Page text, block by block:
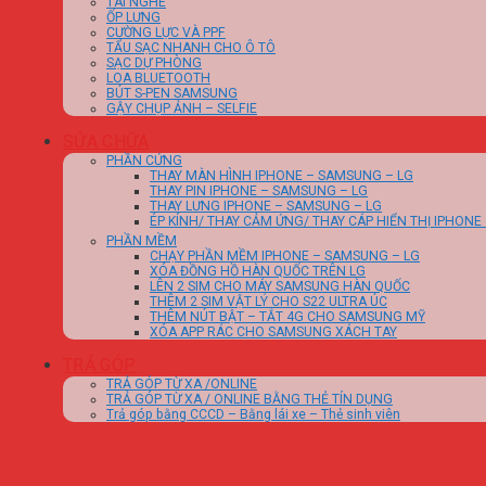
ỐP LƯNG
CƯỜNG LỰC VÀ PPF
TẨU SẠC NHANH CHO Ô TÔ
SẠC DỰ PHÒNG
LOA BLUETOOTH
BÚT S-PEN SAMSUNG
GẬY CHỤP ẢNH – SELFIE
PHẦN CỨNG
THAY MÀN HÌNH IPHONE – SAMSUNG – LG
THAY PIN IPHONE – SAMSUNG – LG
THAY LƯNG IPHONE – SAMSUNG – LG
ÉP KÍNH/ THAY CẢM ỨNG/ THAY CÁP HIỂN THỊ
PHẦN MỀM
CHẠY PHẦN MỀM IPHONE – SAMSUNG – LG
XÓA ĐỒNG HỒ HÀN QUỐC TRÊN LG
LÊN 2 SIM CHO MÁY SAMSUNG HÀN QUỐC
THÊM 2 SIM VẬT LÝ CHO S22 ULTRA ÚC
THÊM NÚT BẬT – TẮT 4G CHO SAMSUNG MỸ
XÓA APP RÁC CHO SAMSUNG XÁCH TAY
TRẢ GÓP TỪ XA /ONLINE
TRẢ GÓP TỪ XA / ONLINE BẰNG THẺ TÍN DỤNG
Trả góp bằng CCCD – Bằng lái xe – Thẻ sinh viên